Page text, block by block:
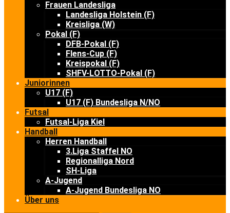
Frauen Landesliga
Landesliga Holstein (F)
Kreisliga (W)
Pokal (F)
DFB-Pokal (F)
Flens-Cup (F)
Kreispokal (F)
SHFV-LOTTO-Pokal (F)
Juniorinnen
U17 (F)
U17 (F) Bundesliga N/NO
Futsal
Futsal-Liga Kiel
Handball
Herren Handball
3.Liga Staffel NO
Regionalliga Nord
SH-Liga
A-Jugend
A-Jugend Bundesliga NO
Über uns